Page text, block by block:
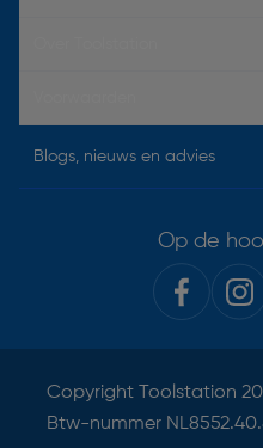
Blogs, nieuws en advies
Op de
Copyright Toolstation
Btw-nummer